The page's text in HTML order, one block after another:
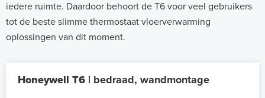
iedere ruimte. Daardoor behoort de T6 voor veel gebruikers
tot de beste slimme thermostaat vloerverwarming
oplossingen van dit moment.
Honeywell T6 | bedraad, wandmontage